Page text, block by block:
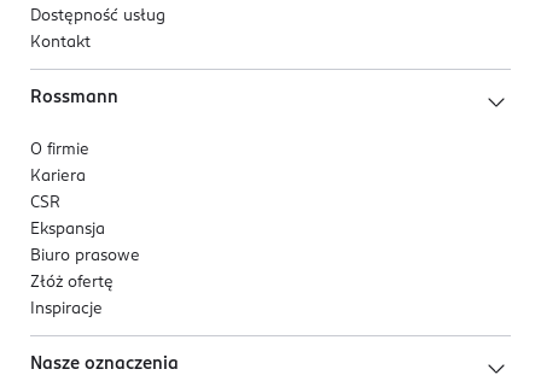
Dostępność usług
Kontakt
Rossmann
O firmie
Kariera
CSR
Ekspansja
Biuro prasowe
Złóż ofertę
Inspiracje
Nasze oznaczenia